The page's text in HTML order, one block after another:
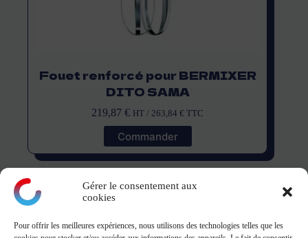
Gérer le consentement aux
cookies
Pour offrir les meilleures expériences, nous utilisons des technologies telles que les
Fouet renforcé pour BERMIXER
DITO SAMA
219,87€ HT /263,84€ TTC
Commander
montagne